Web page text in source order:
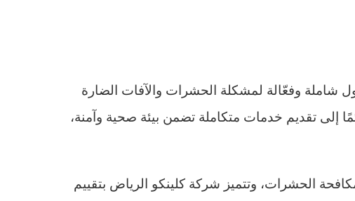
وفعّالة لمشكلة الحشرات والآفات الضارة
إلى تقديم خدمات متكاملة تضمن بيئة صحية وآمنة،
الحشرات، وتتميز شركة كلينكو الرياض بتقييم